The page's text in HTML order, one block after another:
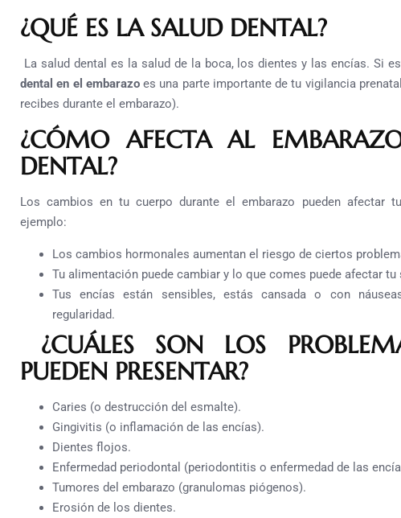
¿QUÉ ES LA SALUD DENTAL?
La salud dental es la salud de la boca, los dientes y las encías. Si
dental en el embarazoes una parte importante de tu vigilancia
recibes durante el embarazo).
¿CÓMO AFECTA AL
DENTAL?
Los cambios en tu cuerpo durante el embarazo pueden afectar
ejemplo:
Los cambios hormonales aumentan el riesgo de ciertos
Tu alimentación puede cambiar y lo que comes puede afectar tu
Tus encías están sensibles, estás cansada o con
regularidad.
¿CUÁLES SON LOS
PUEDEN PRESENTAR?
Caries (o destrucción del esmalte).
Gingivitis (o inflamación de las encías).
Dientes flojos.
Enfermedad periodontal (periodontitis o enfermedad de las
Tumores del embarazo (granulomas piógenos).
Erosión de los dientes.